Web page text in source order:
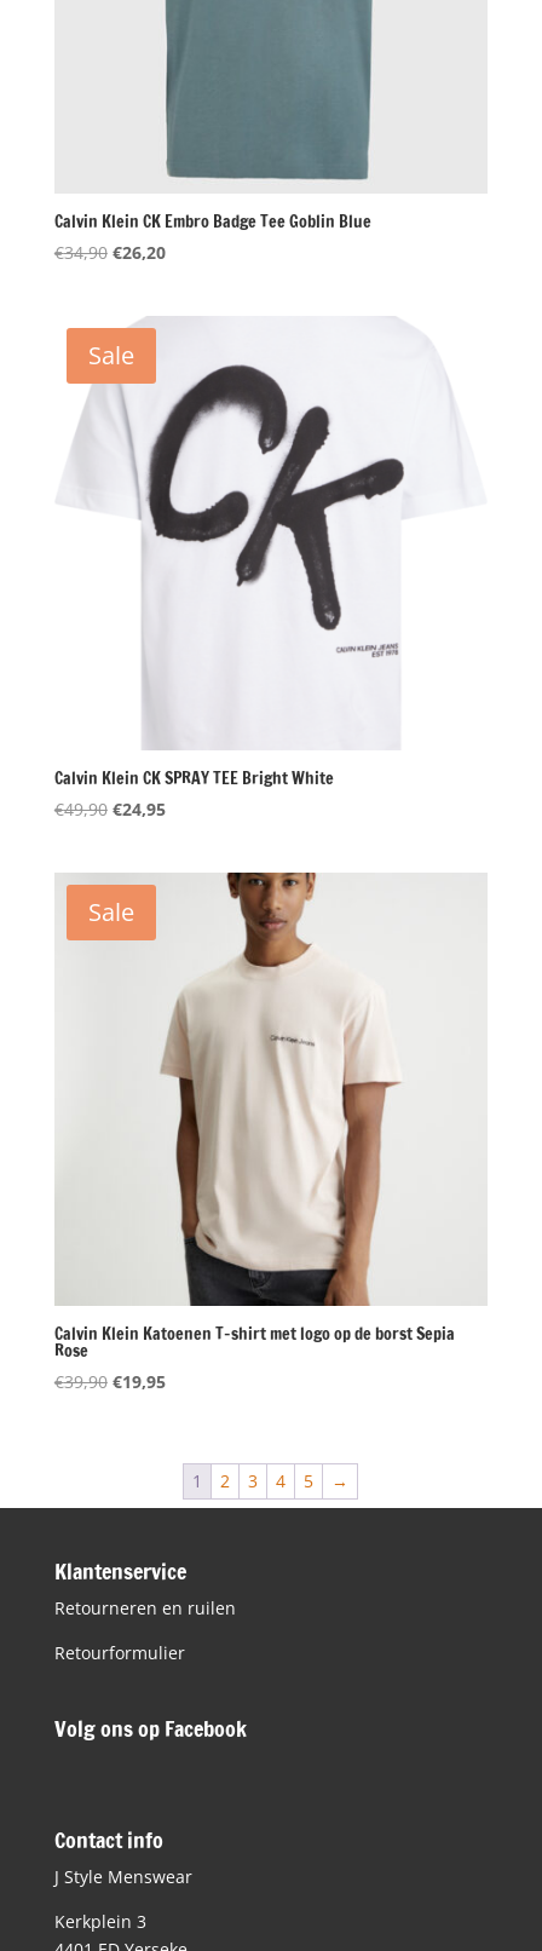
Calvin Klein CK Embro Badge Tee Goblin Blue
€34,90 Oorspronkelijke
€34,90.
€26,20Huidige
Sale
Calvin Klein CK SPRAY TEE Bright White
€49,90 Oorspronkelijke
€49,90.
€24,95Huidige
Sale
Calvin Klein Katoenen T-shirt met logo op de borst Sepia
Rose
€39,90 Oorspronkelijke
€19,95Huidige
€19,95.
1 2 3 4 5 →
Klantenservice
Retourneren en ruilen
Retourformulier
Volg ons op Facebook
Contact info
J Style Menswear
Kerkplein 3